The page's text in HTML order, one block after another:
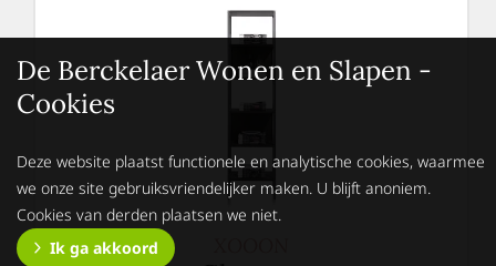
De Berckelaer Wonen en Slapen -
Cookies
Deze website plaatst functionele en analytische cookies, waarmee
we onze site gebruiksvriendelijker maken. U blijft anoniem.
Cookies van derden plaatsen we niet.
Ik ga akkoord